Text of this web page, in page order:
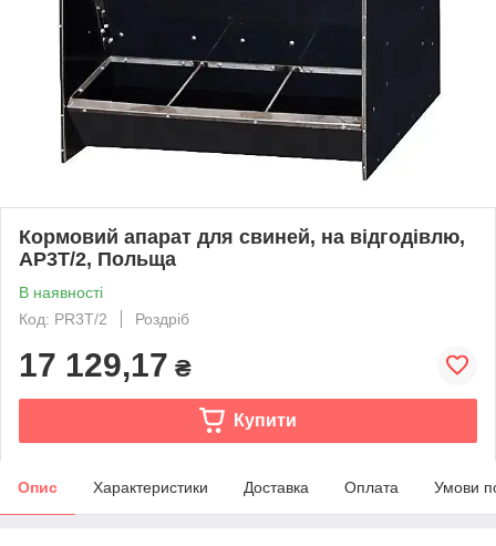
Кормовий апарат для свиней, на відгодівлю,
AP3T/2, Польща
В наявності
Код: PR3T/2
Роздріб
17 129,17 ₴
Купити
Опис Характеристики Доставка Оплата Умови